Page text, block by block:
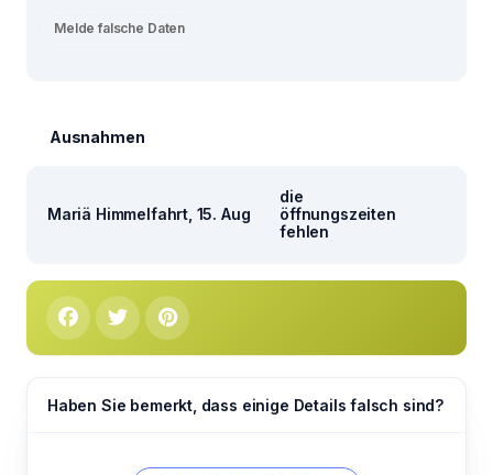
Melde falsche Daten
Ausnahmen
Mariä Himmelfahrt, 15. Aug
die
öffnungszeiten
fehlen
Haben Sie bemerkt, dass einige Details falsch sind?